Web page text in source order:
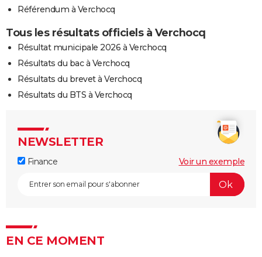
Référendum à Verchocq
Tous les résultats officiels à Verchocq
Résultat municipale 2026 à Verchocq
Résultats du bac à Verchocq
Résultats du brevet à Verchocq
Résultats du BTS à Verchocq
NEWSLETTER
Finance Voir un exemple
EN CE MOMENT